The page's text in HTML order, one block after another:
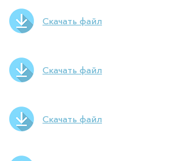
Скачать файл
Скачать файл
Скачать файл